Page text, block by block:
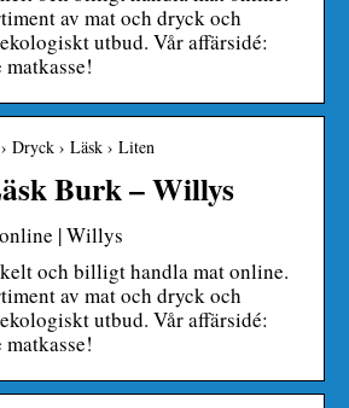
av mat och dryck och
utbud. Vår affärsidé:
Dryck › Läsk › Liten
Burk – Willys
| Willys
och billigt handla mat online.
av mat och dryck och
utbud. Vår affärsidé: